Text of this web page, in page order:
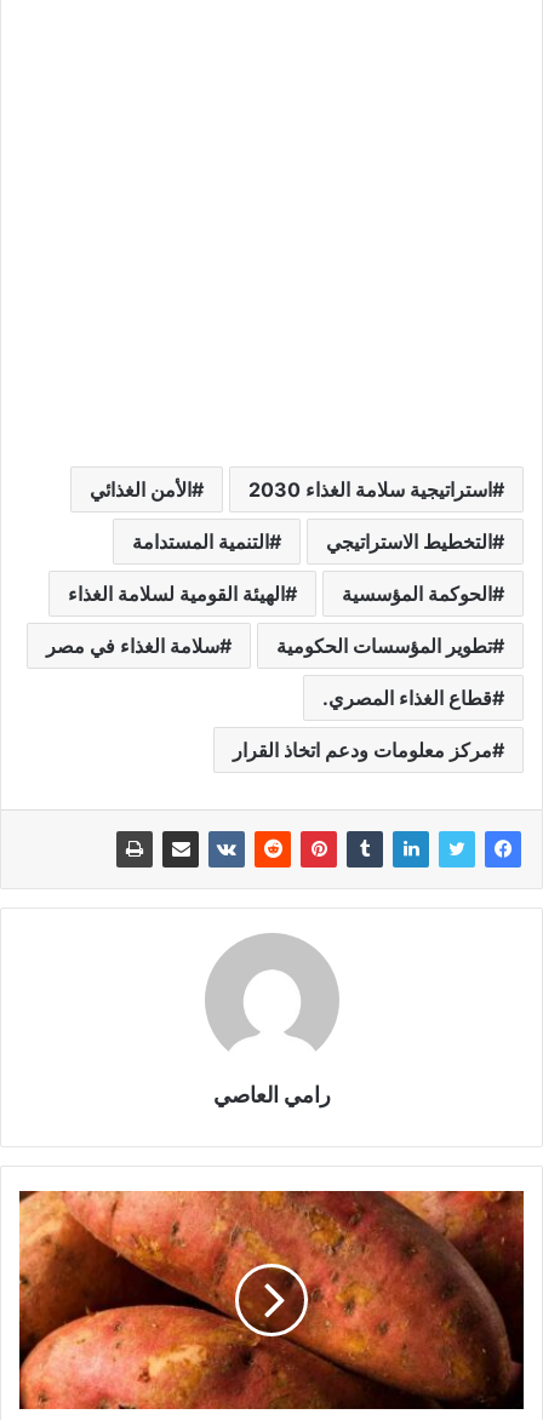
استراتيجية سلامة الغذاء 2030 الأمن الغذائي
التخطيط الاستراتيجي التنمية المستدامة
الحوكمة المؤسسية الهيئة القومية لسلامة الغذاء
تطوير المؤسسات الحكومية سلامة الغذاء في مصر
قطاع الغذاء المصري.
مركز معلومات ودعم اتخاذ القرار
رامي العاصي